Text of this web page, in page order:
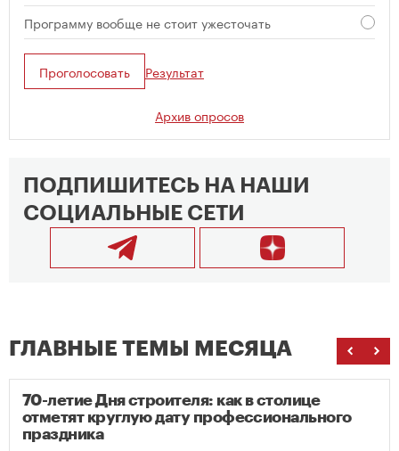
Программу вообще не стоит ужесточать
Проголосовать Результат
Архив опросов
ПОДПИШИТЕСЬ НА НАШИ
СОЦИАЛЬНЫЕ СЕТИ
ГЛАВНЫЕ ТЕМЫ МЕСЯЦА
70-летие Дня строителя: как в столице
отметят круглую дату профессионального
праздника